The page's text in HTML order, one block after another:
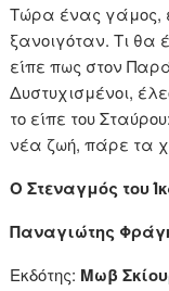
Τώρα ένας γάμος,
ξανοιγόταν. Τι θα
είπε πως στον
Δυστυχισμένοι,
το είπε του
νέα ζωή, πάρε τα
Ο Στεναγμός του
Παναγιώτης
Εκδότης: Μωβ